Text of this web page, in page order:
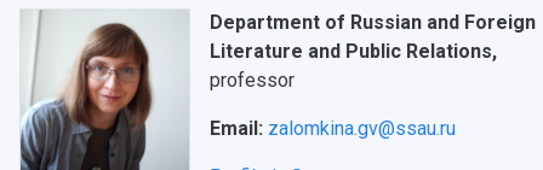
Department of Russian and Foreign
Literature and Public Relations,
professor
Email: zalomkina.gv@ssau.ru